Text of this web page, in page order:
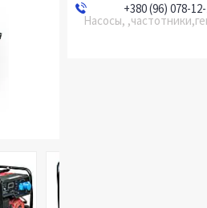
+380 (96) 078-
Насосы,